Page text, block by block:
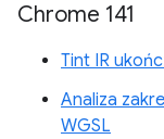
Chrome 141
Tint IR
Analiza
WGSL